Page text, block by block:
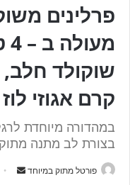
פרלינים
שוקולד
קרם אגוזי
במהדורה מיוחדת
בצורת לב מתנה
פורטל מתוק במיוחד